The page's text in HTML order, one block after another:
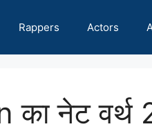
Rappers Actors
का नेट